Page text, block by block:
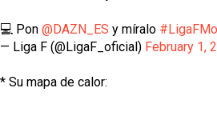
💻 Pon @DAZN_ES y míralo
— Liga F (@LigaF_oficial) February 1,
* Su mapa de calor: